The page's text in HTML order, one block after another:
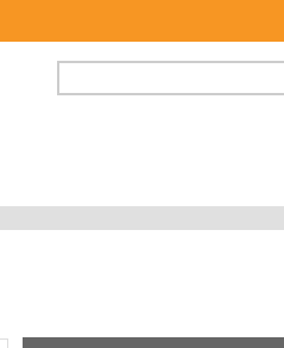
FORMULAIRE DE